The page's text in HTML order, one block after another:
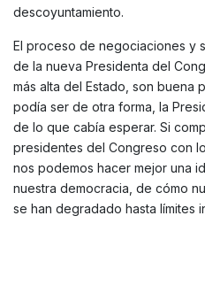
descoyuntamiento.
El proceso de negociaciones y
de la nueva Presidenta del
más alta del Estado, son buena
podía ser de otra forma, la
de lo que cabía esperar. Si
presidentes del Congreso con
nos podemos hacer mejor una
nuestra democracia, de cómo
se han degradado hasta límites